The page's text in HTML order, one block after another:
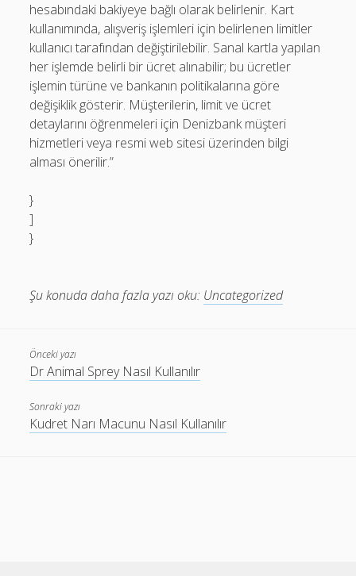
hesabındaki bakiyeye bağlı olarak belirlenir. Kart
kullanımında, alışveriş işlemleri için belirlenen limitler
kullanıcı tarafından değiştirilebilir. Sanal kartla yapılan
her işlemde belirli bir ücret alınabilir; bu ücretler
işlemin türüne ve bankanın politikalarına göre
değişiklik gösterir. Müşterilerin, limit ve ücret
detaylarını öğrenmeleri için Denizbank müşteri
hizmetleri veya resmi web sitesi üzerinden bilgi
alması önerilir.”
}
]
}
Şu konuda daha fazla yazı oku: Uncategorized
Önceki yazı
Dr Animal Sprey Nasıl Kullanılır
Sonraki yazı
Kudret Narı Macunu Nasıl Kullanılır